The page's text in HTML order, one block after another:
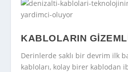
KABLOLARIN
Derinlerde saklı bir devrim ilk
kabloları, kolay birer kablodan